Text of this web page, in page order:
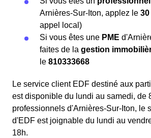
Arnières-Sur-Iton, applez le 30
appel local)
Si vous êtes une PME
faites de la gestion
le 810333668
Le service client EDF destiné aux
est disponible du lundi au samedi, de
professionnels d'Arnières-Sur-Iton, le
d'EDF est joignable du lundi au
18h.